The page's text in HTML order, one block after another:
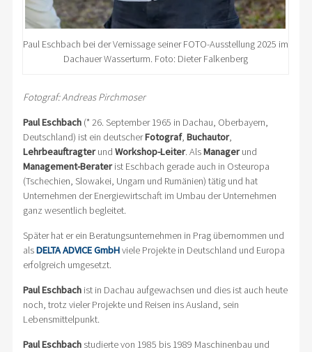
Paul Eschbach bei der Vernissage seiner FOTO-Ausstellung 2025 im
Dachauer Wasserturm. Foto: Dieter Falkenberg
Fotograf: Andreas Pirchmoser
Paul Eschbach(* 26. September 1965 in Dachau, Oberbayern,
Deutschland) ist ein deutscherFotograf, Buchautor,
Lehrbeauftragterund Workshop-Leiter. AlsManagerund
Management-Beraterist Eschbach gerade auch in Osteuropa
(Tschechien, Slowakei, Ungarn und Rumänien) tätig und hat
Unternehmen der Energiewirtschaft im Umbau der Unternehmen
ganz wesentlich begleitet.
Später hat er ein Beratungsunternehmen in Prag übernommen und
alsDELTA ADVICE GmbHviele Projekte in Deutschland und Europa
erfolgreich umgesetzt.
Paul Eschbachist in Dachau aufgewachsen und dies ist auch heute
noch, trotz vieler Projekte und Reisen ins Ausland, sein
Lebensmittelpunkt.
Paul Eschbachstudierte von 1985 bis 1989 Maschinenbau und